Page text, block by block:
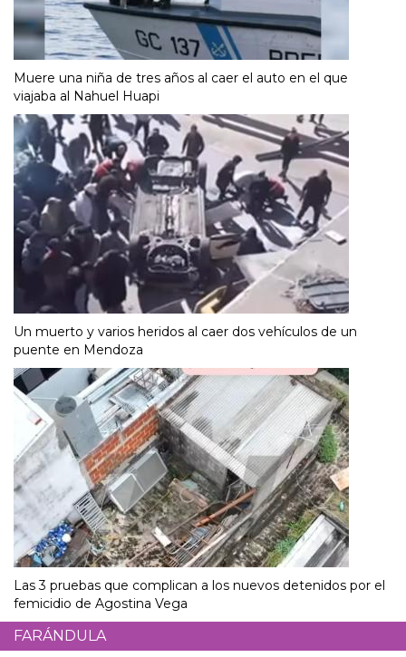
Muere una niña de tres años al caer el auto en el que
viajaba al Nahuel Huapi
Un muerto y varios heridos al caer dos vehículos de un
puente en Mendoza
Las 3 pruebas que complican a los nuevos detenidos por el
femicidio de Agostina Vega
FARÁNDULA